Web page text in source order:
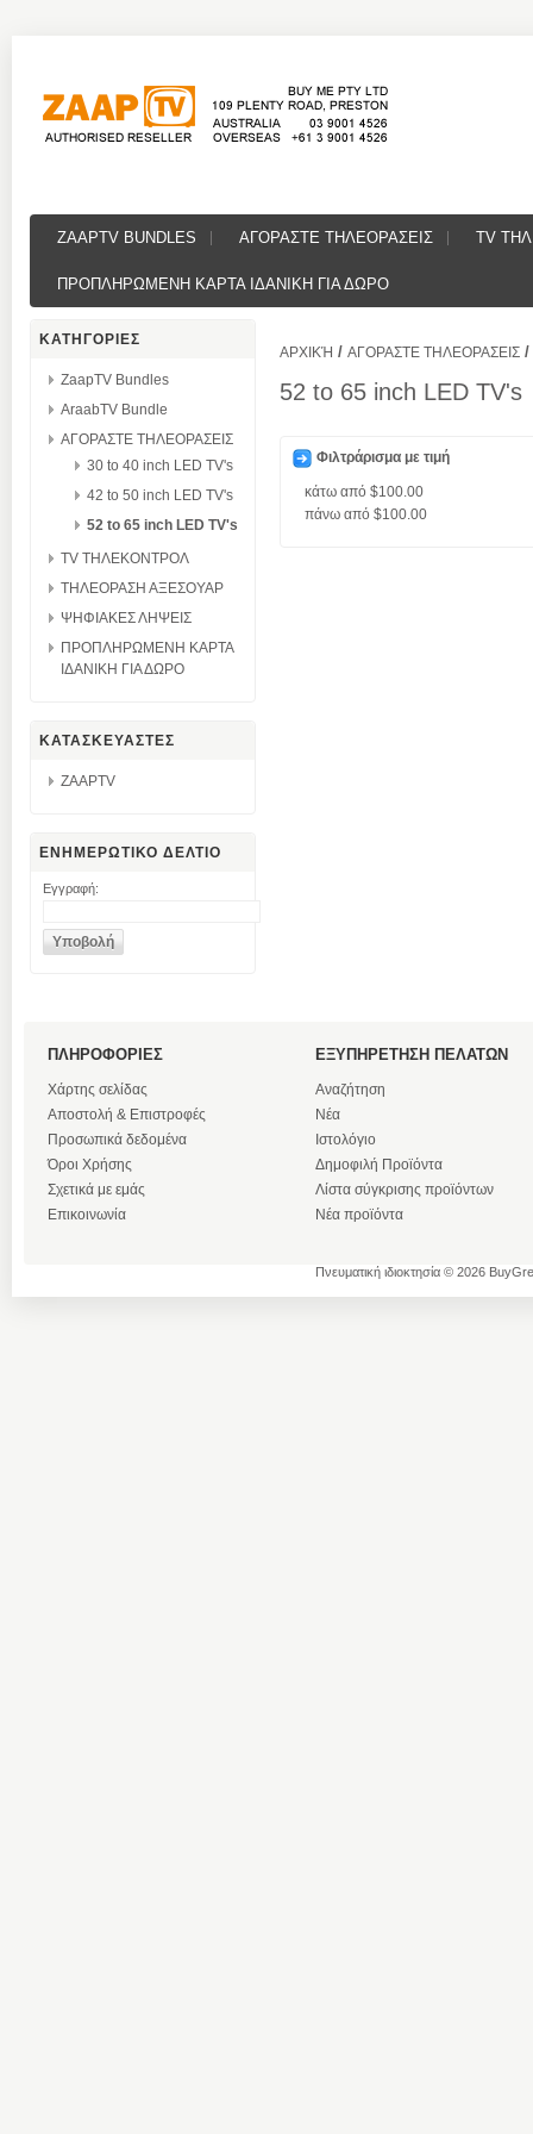
ZAAPTV BUNDLES ΑΓΟΡΑΣΤΕ ΤΗΛΕΟΡΑΣΕΙΣ TV
ΠΡΟΠΛΗΡΩΜΕΝΗ ΚΑΡΤΑ ΙΔΑΝΙΚΗ ΓΙΑ ΔΩΡΟ
ΚΑΤΗΓΟΡΙΕΣ
ZaapTV Bundles
AraabTV Bundle
ΑΓΟΡΑΣΤΕ ΤΗΛΕΟΡΑΣΕΙΣ
30 to 40 inch LED TV's
42 to 50 inch LED TV's
52 to 65 inch LED TV's
TV ΤΗΛΕΚΟΝΤΡΟΛ
ΤΗΛΕΟΡΑΣΗ ΑΞΕΣΟΥΑΡ
ΨΗΦΙΑΚΕΣ ΛΗΨΕΙΣ
ΠΡΟΠΛΗΡΩΜΕΝΗ ΚΑΡΤΑ
ΙΔΑΝΙΚΗ ΓΙΑ ΔΩΡΟ
ΚΑΤΑΣΚΕΥΑΣΤΕΣ
ZAAPTV
ΕΝΗΜΕΡΩΤΙΚΟ ΔΕΛΤΙΟ
Εγγραφή:
ΑΡΧΙΚΉ / ΑΓΟΡΑΣΤΕ ΤΗΛΕΟΡΑΣΕΙΣ /
52 to 65 inch LED TV's
Φιλτράρισμα με τιμή
κάτω από $100.00
πάνω από $100.00
ΠΛΗΡΟΦΟΡΙΕΣ
Χάρτης σελίδας
Αποστολή & Επιστροφές
Προσωπικά δεδομένα
Όροι Χρήσης
Σχετικά με εμάς
Επικοινωνία
ΕΞΥΠΗΡΕΤΗΣΗ ΠΕΛΑΤΩΝ
Αναζήτηση
Νέα
Ιστολόγιο
Δημοφιλή Προϊόντα
Λίστα σύγκρισης προϊόντων
Νέα προϊόντα
Πνευματική ιδιοκτησία © 2026